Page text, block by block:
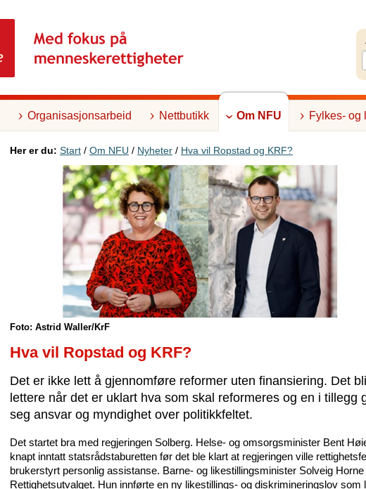
Organisasjonsarbeid Nettbutikk Om NFU Fylkes- og
Her er du: Start / Om NFU / Nyheter / Hva vil Ropstad og KRF?
Foto: Astrid Waller/KrF
Hva vil Ropstad og KRF?
Det er ikke lett å gjennomføre reformer uten finansiering. Det
lettere når det er uklart hva som skal reformeres og en i tillegg
seg ansvar og myndighet over politikkfeltet.
Det startet bra med regjeringen Solberg. Helse- og omsorgsminister Bent
knapt inntatt statsrådstaburetten før det ble klart at regjeringen ville
brukerstyrt personlig assistanse. Barne- og likestillingsminister Solveig
Rettighetsutvalget. Hun innførte en ny likestillings- og diskrimineringslov som